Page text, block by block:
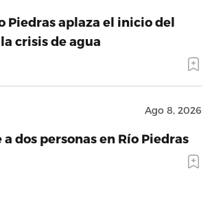
Piedras aplaza el inicio del
crisis de agua
Ago 8, 2026
dos personas en Río Piedras